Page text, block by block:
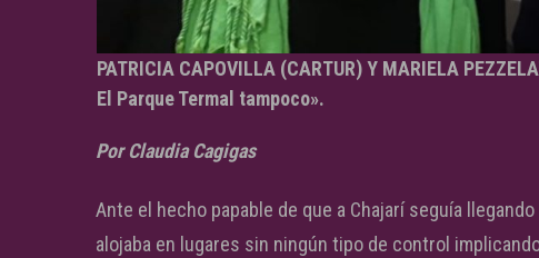
PATRICIA CAPOVILLA (CARTUR) Y MARIELA
El Parque Termal tampoco».
Por Claudia Cagigas
Ante el hecho papable de que a Chajarí seguía
alojaba en lugares sin ningún tipo de control